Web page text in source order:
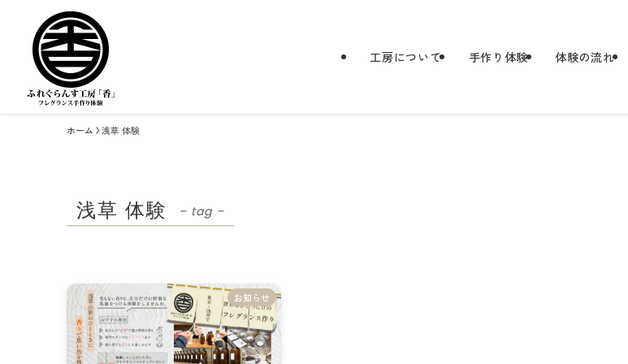
工房について 手作り体験 体験の流れ
ホーム 浅草 体験
浅草 体験 – tag –
お知らせ